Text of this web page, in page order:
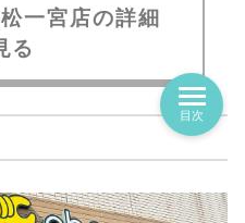
一宮店の詳細
る
目次